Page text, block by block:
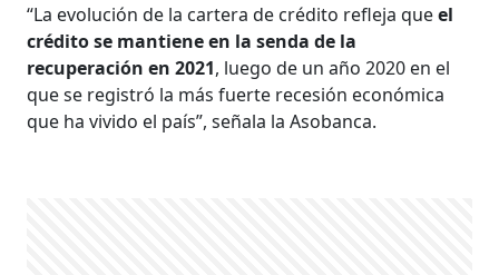
“La evolución de la cartera de crédito refleja queel
crédito se mantiene en la senda de la
recuperación en 2021, luego de un año 2020 en el
que se registró la más fuerte recesión económica
que ha vivido el país”, señala la Asobanca.